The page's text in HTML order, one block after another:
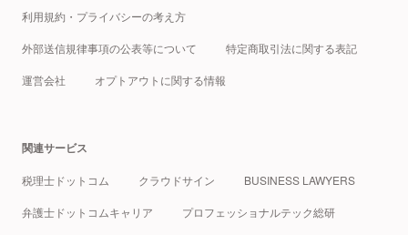
利用規約・プライバシーの考え方
外部送信規律事項の公表等について 特定商取引法に関する表記
運営会社 オプトアウトに関する情報
関連サービス
税理士ドットコム クラウドサイン BUSINESS LAWYERS
弁護士ドットコムキャリア プロフェッショナルテック総研